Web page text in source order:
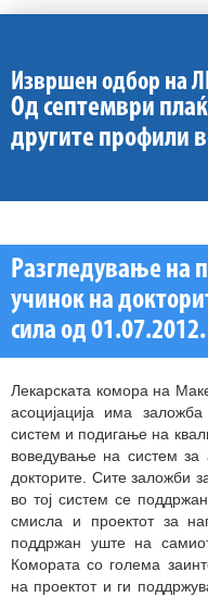
Извршен одбор на
Од септември
другите профили
Разгледување на
учинок на
сила од 01.07.2012.
Лекарската комора на
асоцијација има
систем и подигање на
воведување на систем за
докторите. Сите заложби
во тој систем се
смисла и проектот за
поддржан уште на
Комората со голема
на проектот и ги